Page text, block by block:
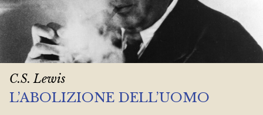
C.S. Lewis
L’ABOLIZIONE DELL’UOMO